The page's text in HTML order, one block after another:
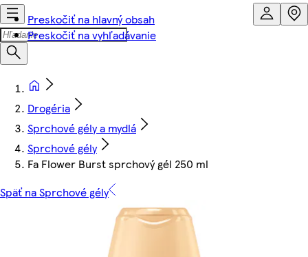
Preskočiť na hlavný obsah
Preskočiť na vyhľadávanie
Drogéria
Sprchové gély a mydlá
Sprchové gély
Fa Flower Burst sprchový gél 250 ml
Späť na Sprchové gély